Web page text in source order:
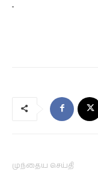
முந்தைய செய்தி